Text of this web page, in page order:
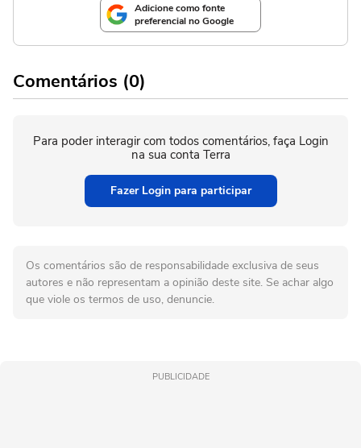
Adicione como fonte
preferencial no Google
Comentários (0)
Para poder interagir com todos comentários, faça Login
na sua conta Terra
Fazer Login para participar
Os comentários são de responsabilidade exclusiva de seus
autores e não representam a opinião deste site. Se achar algo
que viole os termos de uso, denuncie.
PUBLICIDADE